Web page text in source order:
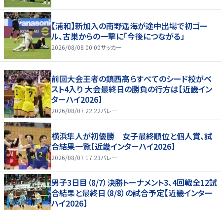
【浦和】新加入の南野遥海が途中出場で初ゴー
ル、古巣からの一撃に「今後につながる」
2026/08/08 00:00サッカー
前回大会王者の鎮西高らすべてのシード校がベ
スト4入り 大会最終日の勝負の行方は【近畿イン
ターハイ2026】
2026/08/07 22:22バレー
横浜隼人が初優勝 女子最終順位と個人賞、試
合結果一覧【近畿インターハイ2026】
2026/08/07 17:23バレー
男子3日目（8/7）決勝トーナメント3、4回戦全12試
合結果と最終日（8/8）の試合予定【近畿インター
ハイ2026】